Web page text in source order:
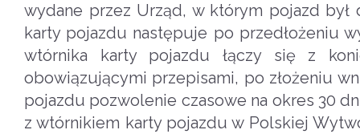
wydane przez Urząd, w którym pojazd był
karty pojazdu następuje po przedłożeniu
wtórnika karty pojazdu łączy się z
obowiązującymi przepisami, po złożeniu
pojazdu pozwolenie czasowe na okres 30
z wtórnikiem karty pojazdu w Polskiej